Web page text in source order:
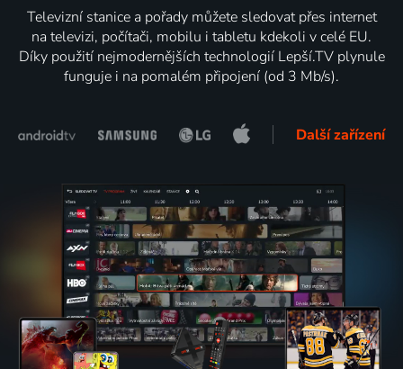
Televizní stanice a pořady můžete sledovat přes internet
na televizi, počítači, mobilu i tabletu kdekoli v celé EU.
Díky použití nejmodernějších technologií Lepší.TV plynule
funguje i na pomalém připojení (od 3 Mb/s).
Další zařízení